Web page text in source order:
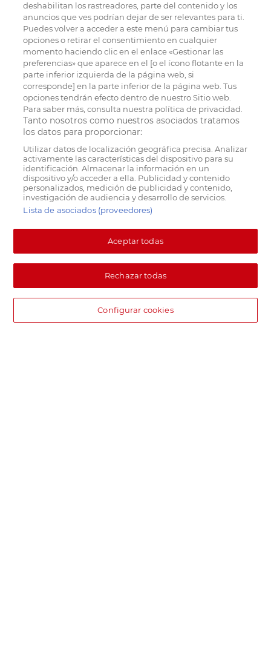
deshabilitan los rastreadores, parte del contenido y los
anuncios que ves podrían dejar de ser relevantes para ti.
Puedes volver a acceder a este menú para cambiar tus
opciones o retirar el consentimiento en cualquier
momento haciendo clic en el enlace «Gestionar las
preferencias» que aparece en el [o el ícono flotante en la
parte inferior izquierda de la página web, si
corresponde] en la parte inferior de la página web. Tus
opciones tendrán efecto dentro de nuestro Sitio web.
Para saber más, consulta nuestra política de privacidad.
Tanto nosotros como nuestros asociados tratamos
los datos para proporcionar:
Utilizar datos de localización geográfica precisa. Analizar
activamente las características del dispositivo para su
identificación. Almacenar la información en un
dispositivo y/o acceder a ella. Publicidad y contenido
personalizados, medición de publicidad y contenido,
investigación de audiencia y desarrollo de servicios.
Lista de asociados (proveedores)
Aceptar todas
Rechazar todas
Configurar cookies